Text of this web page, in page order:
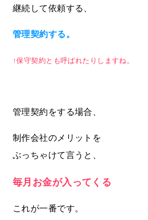
継続して依頼する、
管理契約する。
↑保守契約とも呼ばれたりしますね。
管理契約をする場合、
制作会社のメリットを
ぶっちゃけて言うと、
毎月お金が入ってくる
これが一番です。